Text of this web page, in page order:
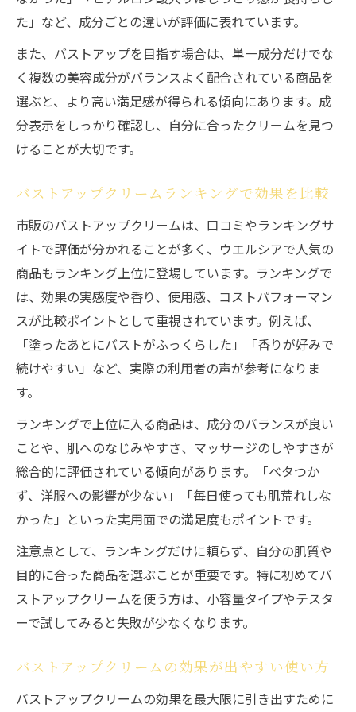
た」など、成分ごとの違いが評価に表れています。
また、バストアップを目指す場合は、単一成分だけでな
く複数の美容成分がバランスよく配合されている商品を
選ぶと、より高い満足感が得られる傾向にあります。成
分表示をしっかり確認し、自分に合ったクリームを見つ
けることが大切です。
バストアップクリームランキングで効果を比較
市販のバストアップクリームは、口コミやランキングサ
イトで評価が分かれることが多く、ウエルシアで人気の
商品もランキング上位に登場しています。ランキングで
は、効果の実感度や香り、使用感、コストパフォーマン
スが比較ポイントとして重視されています。例えば、
「塗ったあとにバストがふっくらした」「香りが好みで
続けやすい」など、実際の利用者の声が参考になりま
す。
ランキングで上位に入る商品は、成分のバランスが良い
ことや、肌へのなじみやすさ、マッサージのしやすさが
総合的に評価されている傾向があります。「ベタつか
ず、洋服への影響が少ない」「毎日使っても肌荒れしな
かった」といった実用面での満足度もポイントです。
注意点として、ランキングだけに頼らず、自分の肌質や
目的に合った商品を選ぶことが重要です。特に初めてバ
ストアップクリームを使う方は、小容量タイプやテスタ
ーで試してみると失敗が少なくなります。
バストアップクリームの効果が出やすい使い方
バストアップクリームの効果を最大限に引き出すために